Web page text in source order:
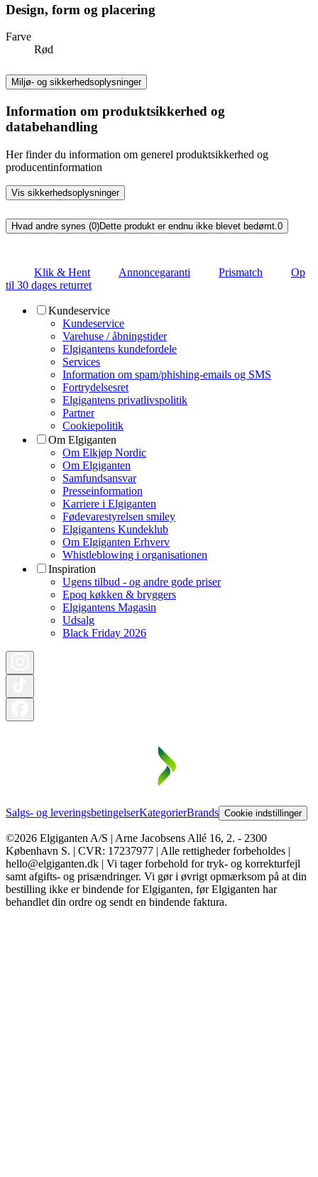
Design, form og placering
Farve
Rød
Miljø- og sikkerhedsoplysninger
Information om produktsikkerhed og
databehandling
Her finder du information om generel produktsikkerhed og
producentinformation
Vis sikkerhedsoplysninger
Hvad andre synes (0)Dette produkt er endnu ikke blevet bedømt. 0
Klik & Hent Annoncegaranti Prismatch
Op
til 30 dages returret
Kundeservice
Kundeservice
Varehuse / åbningstider
Elgigantens kundefordele
Services
Information om spam/phishing-emails og SMS
Fortrydelsesret
Elgigantens privatlivspolitik
Partner
Cookiepolitik
Om Elgiganten
Om Elkjøp Nordic
Om Elgiganten
Samfundsansvar
Presseinformation
Karriere i Elgiganten
Fødevarestyrelsen smiley
Elgigantens Kundeklub
Om Elgiganten Erhverv
Whistleblowing i organisationen
Inspiration
Ugens tilbud - og andre gode priser
Epoq køkken & bryggers
Elgigantens Magasin
Udsalg
Black Friday 2026
Salgs- og leveringsbetingelserKategorierBrands Cookie indstillinger
©2026 Elgiganten A/S | Arne Jacobsens Allé 16, 2. - 2300
København S. | CVR: 17237977 | Alle rettigheder forbeholdes |
hello@elgiganten.dk | Vi tager forbehold for tryk- og korrekturfejl
samt afgifts- og prisændringer. Vi gør i øvrigt opmærksom på at din
bestilling ikke er bindende for Elgiganten, før Elgiganten har
behandlet din ordre og sendt en bindende faktura.